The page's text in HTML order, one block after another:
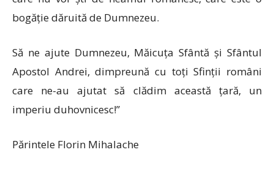
bogăție dăruită de Dumnezeu.
Să ne ajute Dumnezeu, Măicuța Sfântă și Sfântul
Apostol Andrei, dimpreună cu toți Sfinții români
care ne-au ajutat să clădim această țară, un
imperiu duhovnicesc!”
Părintele Florin Mihalache